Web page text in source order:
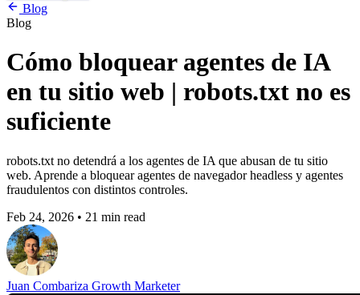
Blog
Blog
Cómo bloquear agentes de IA
en tu sitio web | robots.txt no es
suficiente
robots.txt no detendrá a los agentes de IA que abusan de tu sitio
web. Aprende a bloquear agentes de navegador headless y agentes
fraudulentos con distintos controles.
Feb 24, 2026 • 21 min read
Juan Combariza Growth Marketer